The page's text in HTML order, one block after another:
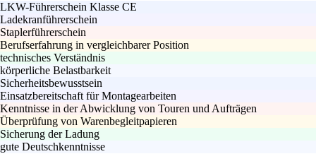
LKW-Führerschein Klasse CE
Ladekranführerschein
Staplerführerschein
Berufserfahrung in vergleichbarer Position
technisches Verständnis
körperliche Belastbarkeit
Sicherheitsbewusstsein
Einsatzbereitschaft für Montagearbeiten
Kenntnisse in der Abwicklung von Touren und Aufträgen
Überprüfung von Warenbegleitpapieren
Sicherung der Ladung
gute Deutschkenntnisse